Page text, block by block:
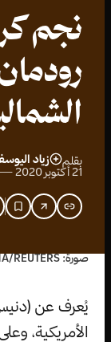
نجم
بقلم زياد
21 أكتوبر 2020 — 11:20 ص
صورة: KCNA KCNA/REUTERS
يُعرف عن
الأمريكية،